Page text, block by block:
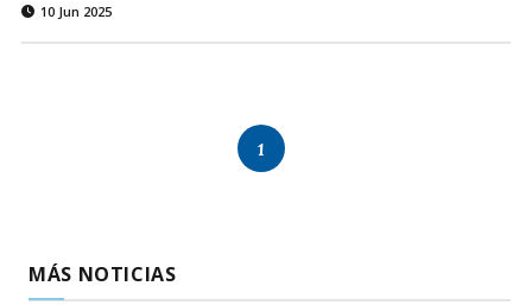
10 Jun 2025
1
MÁS NOTICIAS